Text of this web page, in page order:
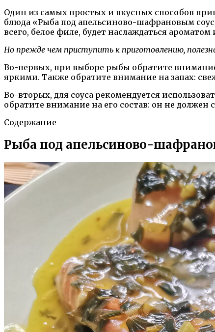
Один из самых простых и вкусных способов
блюда «Рыба под апельсиново-шафрановым
всего, белое филе, будет наслаждаться
Но прежде чем приступить к приготовлению,
Во-первых, при выборе рыбы обратите
яркими. Также обратите внимание на запах:
Во-вторых, для соуса рекомендуется
обратите внимание на его состав: он не должен
Содержание
Рыба под апельсиново-